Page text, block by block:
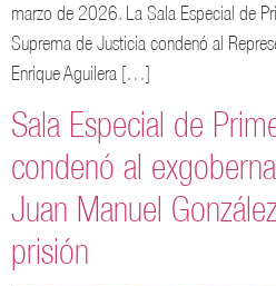
marzo de 2026. La Sala Especial de
Suprema de Justicia condenó al
Enrique Aguilera […]
Sala Especial de
condenó al
Juan Manuel
prisión